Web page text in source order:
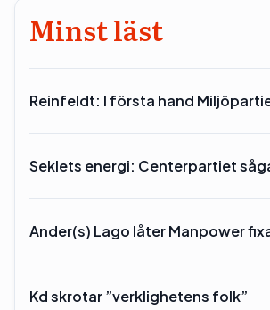
Minst läst
Reinfeldt: I första hand
Seklets energi: Centerpartiet
Ander(s) Lago låter Manpower
Kd skrotar ”verklighetens folk”